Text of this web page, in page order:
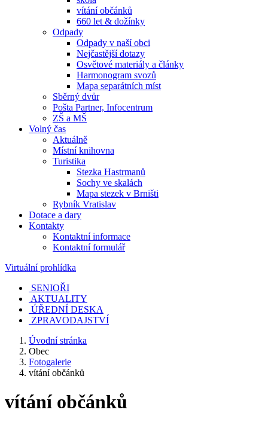
vítání občánků
660 let & dožínky
Odpady
Odpady v naší obci
Nejčastější dotazy
Osvětové materiály a články
Harmonogram svozů
Mapa separátních míst
Sběrný dvůr
Pošta Partner, Infocentrum
ZŠ a MŠ
Volný čas
Aktuálně
Místní knihovna
Turistika
Stezka Hastrmanů
Sochy ve skalách
Mapa stezek v Brništi
Rybník Vratislav
Dotace a dary
Kontakty
Kontaktní informace
Kontaktní formulář
Virtuální prohlídka
SENIOŘI
AKTUALITY
ÚŘEDNÍ DESKA
ZPRAVODAJSTVÍ
Úvodní stránka
Obec
Fotogalerie
vítání občánků
vítání občánků